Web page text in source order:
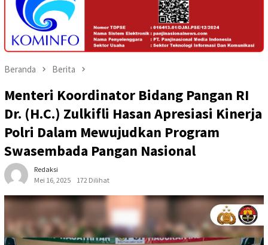
Beranda Berita
Menteri Koordinator Bidang Pangan RI
Dr. (H.C.) Zulkifli Hasan Apresiasi Kinerja
Polri Dalam Mewujudkan Program
Swasembada Pangan Nasional
Redaksi
Mei 16, 2025
172 Dilihat